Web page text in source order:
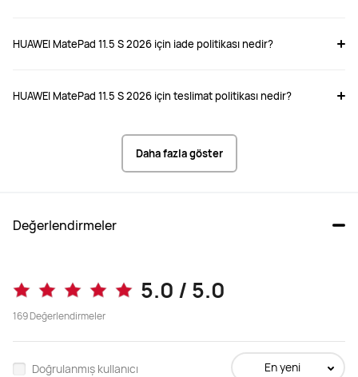
HUAWEI MatePad 11.5 S 2026 için iade politikası nedir?
HUAWEI MatePad 11.5 S 2026 için teslimat politikası nedir?
Daha fazla göster
Değerlendirmeler
5.0 / 5.0
169Değerlendirmeler
Doğrulanmış kullanıcı En yeni